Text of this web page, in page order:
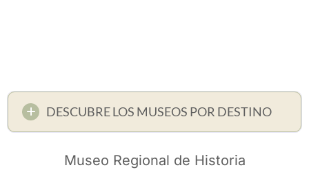
DESCUBRE LOS MUSEOS POR DESTINO
Museo Regional de Historia